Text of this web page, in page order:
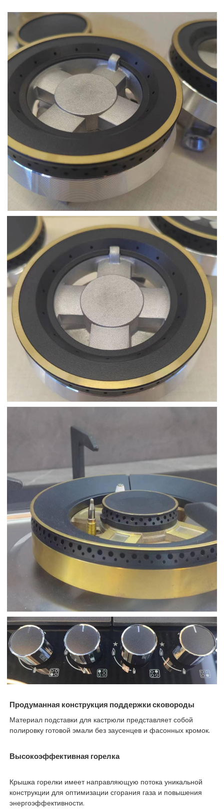
Продуманная конструкция поддержки сковороды
Материал подставки для кастрюли представляет собой
полировку готовой эмали без заусенцев и фасонных кромок.
Высокоэффективная горелка
Крышка горелки имеет направляющую потока уникальной
конструкции для оптимизации сгорания газа и повышения
энергоэффективности.